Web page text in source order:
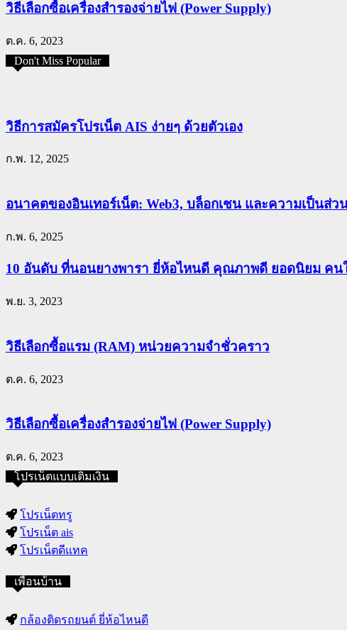
วิธีเลือกซื้อเครื่องสำรองจ่ายไฟ (Power Supply)
ต.ค. 6, 2023
Don't Miss Popular
วิธีการสมัครโปรเน็ต AIS ง่ายๆ ด้วยตัวเอง
ก.พ. 12, 2025
อนาคตของอินเทอร์เน็ต: Web3, บล็อกเชน และความเป็นส่
ก.พ. 6, 2025
10 อันดับ ที่นอนยางพารา ยี่ห้อไหนดี คุณภาพดี ยอดนิยม คนใ
พ.ย. 3, 2023
วิธีเลือกซื้อแรม (RAM) หน่วยความจำชั่วคราว
ต.ค. 6, 2023
วิธีเลือกซื้อเครื่องสำรองจ่ายไฟ (Power Supply)
ต.ค. 6, 2023
โปรเน็ตแบบเติมเงิน
โปรเน็ตทรู
โปรเน็ต ais
โปรเน็ตดีแทค
เพื่อนบ้าน
กล้องติดรถยนต์ ยี่ห้อไหนดี